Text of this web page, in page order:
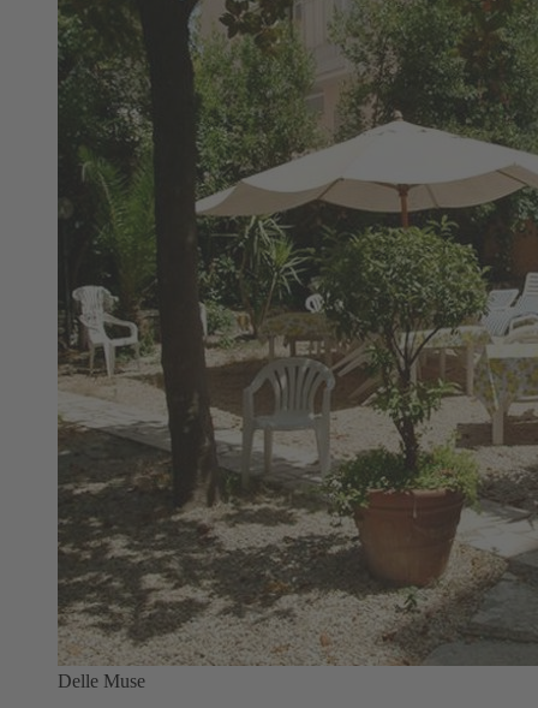
Delle Muse